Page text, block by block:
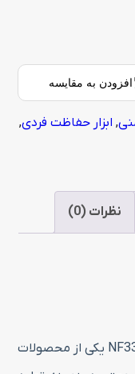
افزودن به مقایسه
, ابزار حفاظت فردی,
نظرات (0)
دستکش ایمنی ضد حلال یووکس مدل NF33 یکی از محصولات